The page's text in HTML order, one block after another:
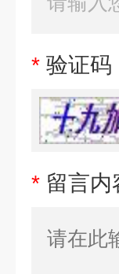
* 验证码
* 留言内